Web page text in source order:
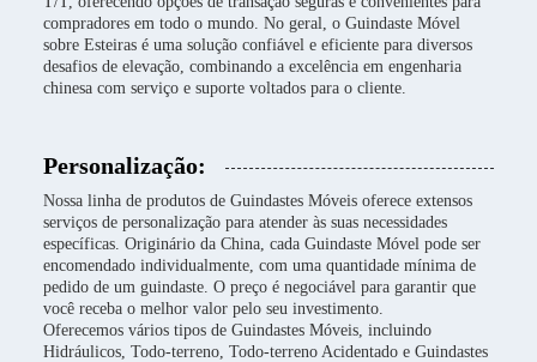
compradores em todo o mundo. No geral, o Guindaste Móvel
sobre Esteiras é uma solução confiável e eficiente para diversos
desafios de elevação, combinando a excelência em engenharia
chinesa com serviço e suporte voltados para o cliente.
Personalização:
Nossa linha de produtos de Guindastes Móveis oferece extensos
serviços de personalização para atender às suas necessidades
específicas. Originário da China, cada Guindaste Móvel pode ser
encomendado individualmente, com uma quantidade mínima de
pedido de um guindaste. O preço é negociável para garantir que
você receba o melhor valor pelo seu investimento.
Oferecemos vários tipos de Guindastes Móveis, incluindo
Hidráulicos, Todo-terreno, Todo-terreno Acidentado e Guindastes